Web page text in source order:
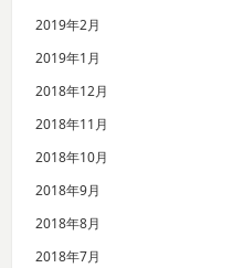
2019年2月
2019年1月
2018年12月
2018年11月
2018年10月
2018年9月
2018年8月
2018年7月